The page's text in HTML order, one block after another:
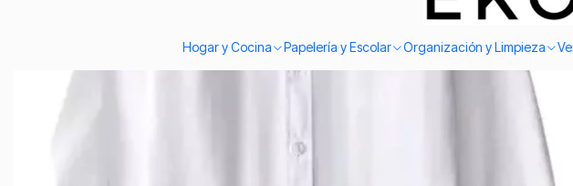
Hogar y Cocina Papelería y Escolar Organización y Limpieza